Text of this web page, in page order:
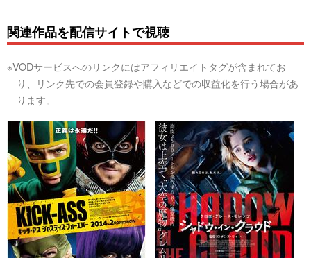
関連作品を配信サイトで視聴
※VODサービスへのリンクにはアフィリエイトタグが含まれてお
り、リンク先での会員登録や購入などでの収益化を行う場合があ
ります。